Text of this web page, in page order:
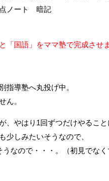
ノート 暗記
「国語」をママ塾で完成させ
指導塾へ丸投げ中。
ん。
、やはり1回ずつだけやること
少しみたいそうなので、
なので・・・。（初見でなく